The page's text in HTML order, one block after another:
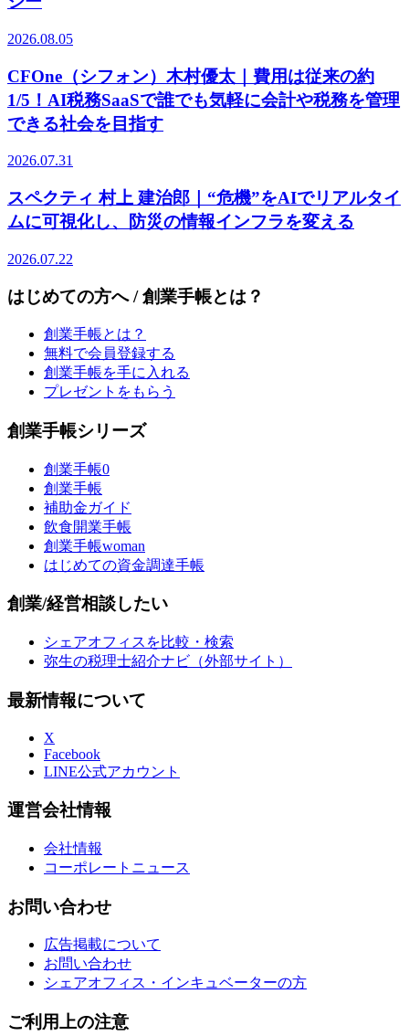
2026.08.05
CFOne（シフォン）木村優太｜費用は従来の約
1/5！AI税務SaaSで誰でも気軽に会計や税務を管理
できる社会を目指す
2026.07.31
スペクティ 村上 建治郎｜“危機”をAIでリアルタイ
ムに可視化し、防災の情報インフラを変える
2026.07.22
はじめての方へ / 創業手帳とは？
創業手帳とは？
無料で会員登録する
創業手帳を手に入れる
プレゼントをもらう
創業手帳シリーズ
創業手帳0
創業手帳
補助金ガイド
飲食開業手帳
創業手帳woman
はじめての資金調達手帳
創業/経営相談したい
シェアオフィスを比較・検索
弥生の税理士紹介ナビ（外部サイト）
最新情報について
X
Facebook
LINE公式アカウント
運営会社情報
会社情報
コーポレートニュース
お問い合わせ
広告掲載について
お問い合わせ
シェアオフィス・インキュベーターの方
ご利用上の注意